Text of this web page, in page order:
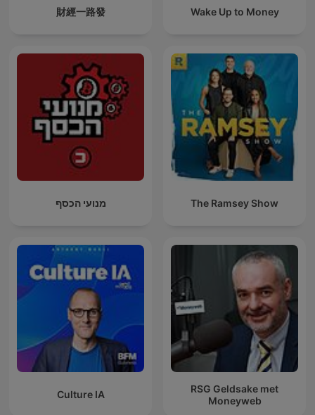
財經一路發 Wake Up to Money
מנועי הכסף The Ramsey Show
Culture IA
RSG Geldsake met
Moneyweb